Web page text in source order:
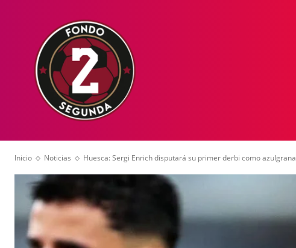
Inicio Noticias Huesca: Sergi Enrich disputará su primer derbi como azulgrana